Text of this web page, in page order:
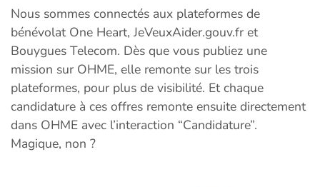
Nous sommes connectés aux plateformes de
bénévolat One Heart, JeVeuxAider.gouv.fr et
Bouygues Telecom. Dès que vous publiez une
mission sur OHME, elle remonte sur les trois
plateformes, pour plus de visibilité. Et chaque
candidature à ces offres remonte ensuite directement
dans OHME avec l’interaction “Candidature”.
Magique, non ?